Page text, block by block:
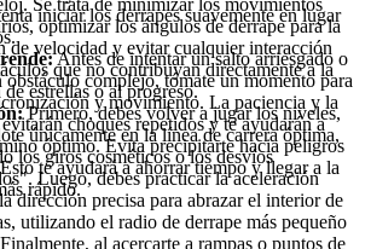
iniciar los derrapes suavemente en lugar
Antes de intentar un salto arriesgado o
obstáculo complejo, tómate un momento para
y movimiento. La paciencia y la
choques repetidos y te ayudarán a
óptimo. Evita precipitarte hacia peligros
te ayudará a ahorrar tiempo y llegar a la
rápido.
Se trata de minimizar los movimientos
optimizar los ángulos de derrape para la
de velocidad y evitar cualquier interacción
que no contribuyan directamente a la
de estrellas o al progreso.
Primero, debes volver a jugar los niveles,
únicamente en la línea de carrera óptima,
los giros cosméticos o los desvíos
Luego, debes practicar la aceleración
dirección precisa para abrazar el interior de
utilizando el radio de derrape más pequeño
al acercarte a rampas o puntos de